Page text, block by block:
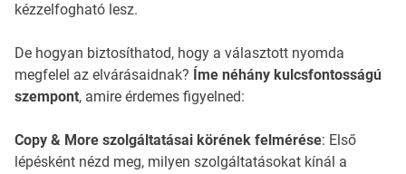
kézzelfogható lesz.
De hogyan biztosíthatod, hogy a választott nyomda
megfelel az elvárásaidnak? Íme néhány kulcsfontosságú
szempont, amire érdemes figyelned:
Copy & More szolgáltatásai körének felmérése: Első
lépésként nézd meg, milyen szolgáltatásokat kínál a